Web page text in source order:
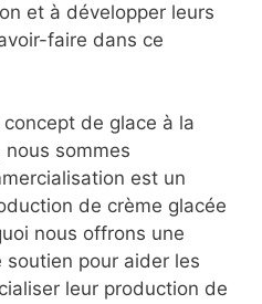
et à développer leurs
faire dans ce
de glace à la
sommes
est un
de crème glacée
nous offrons une
pour aider les
leur production de